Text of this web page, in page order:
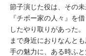
節子演じた役は、その
『チボー家の人々』を
したやり取りがあった
まで身近におりなんと
手の魅力に、ある時ふと